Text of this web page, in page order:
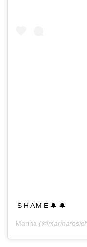
S H A M E 🔔 🔔
Marina